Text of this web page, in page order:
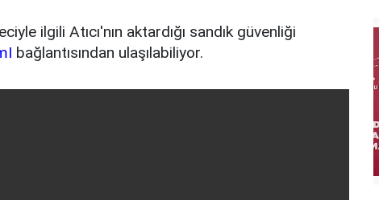
ilgili Atıcı'nın aktardığı sandık güvenliği
bağlantısından ulaşılabiliyor.